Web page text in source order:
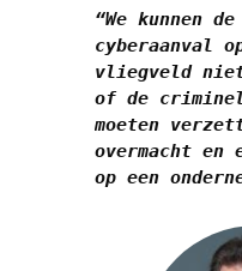
“We kunnen
cyberaanval
vliegveld
of de
moeten
overmacht en
op een